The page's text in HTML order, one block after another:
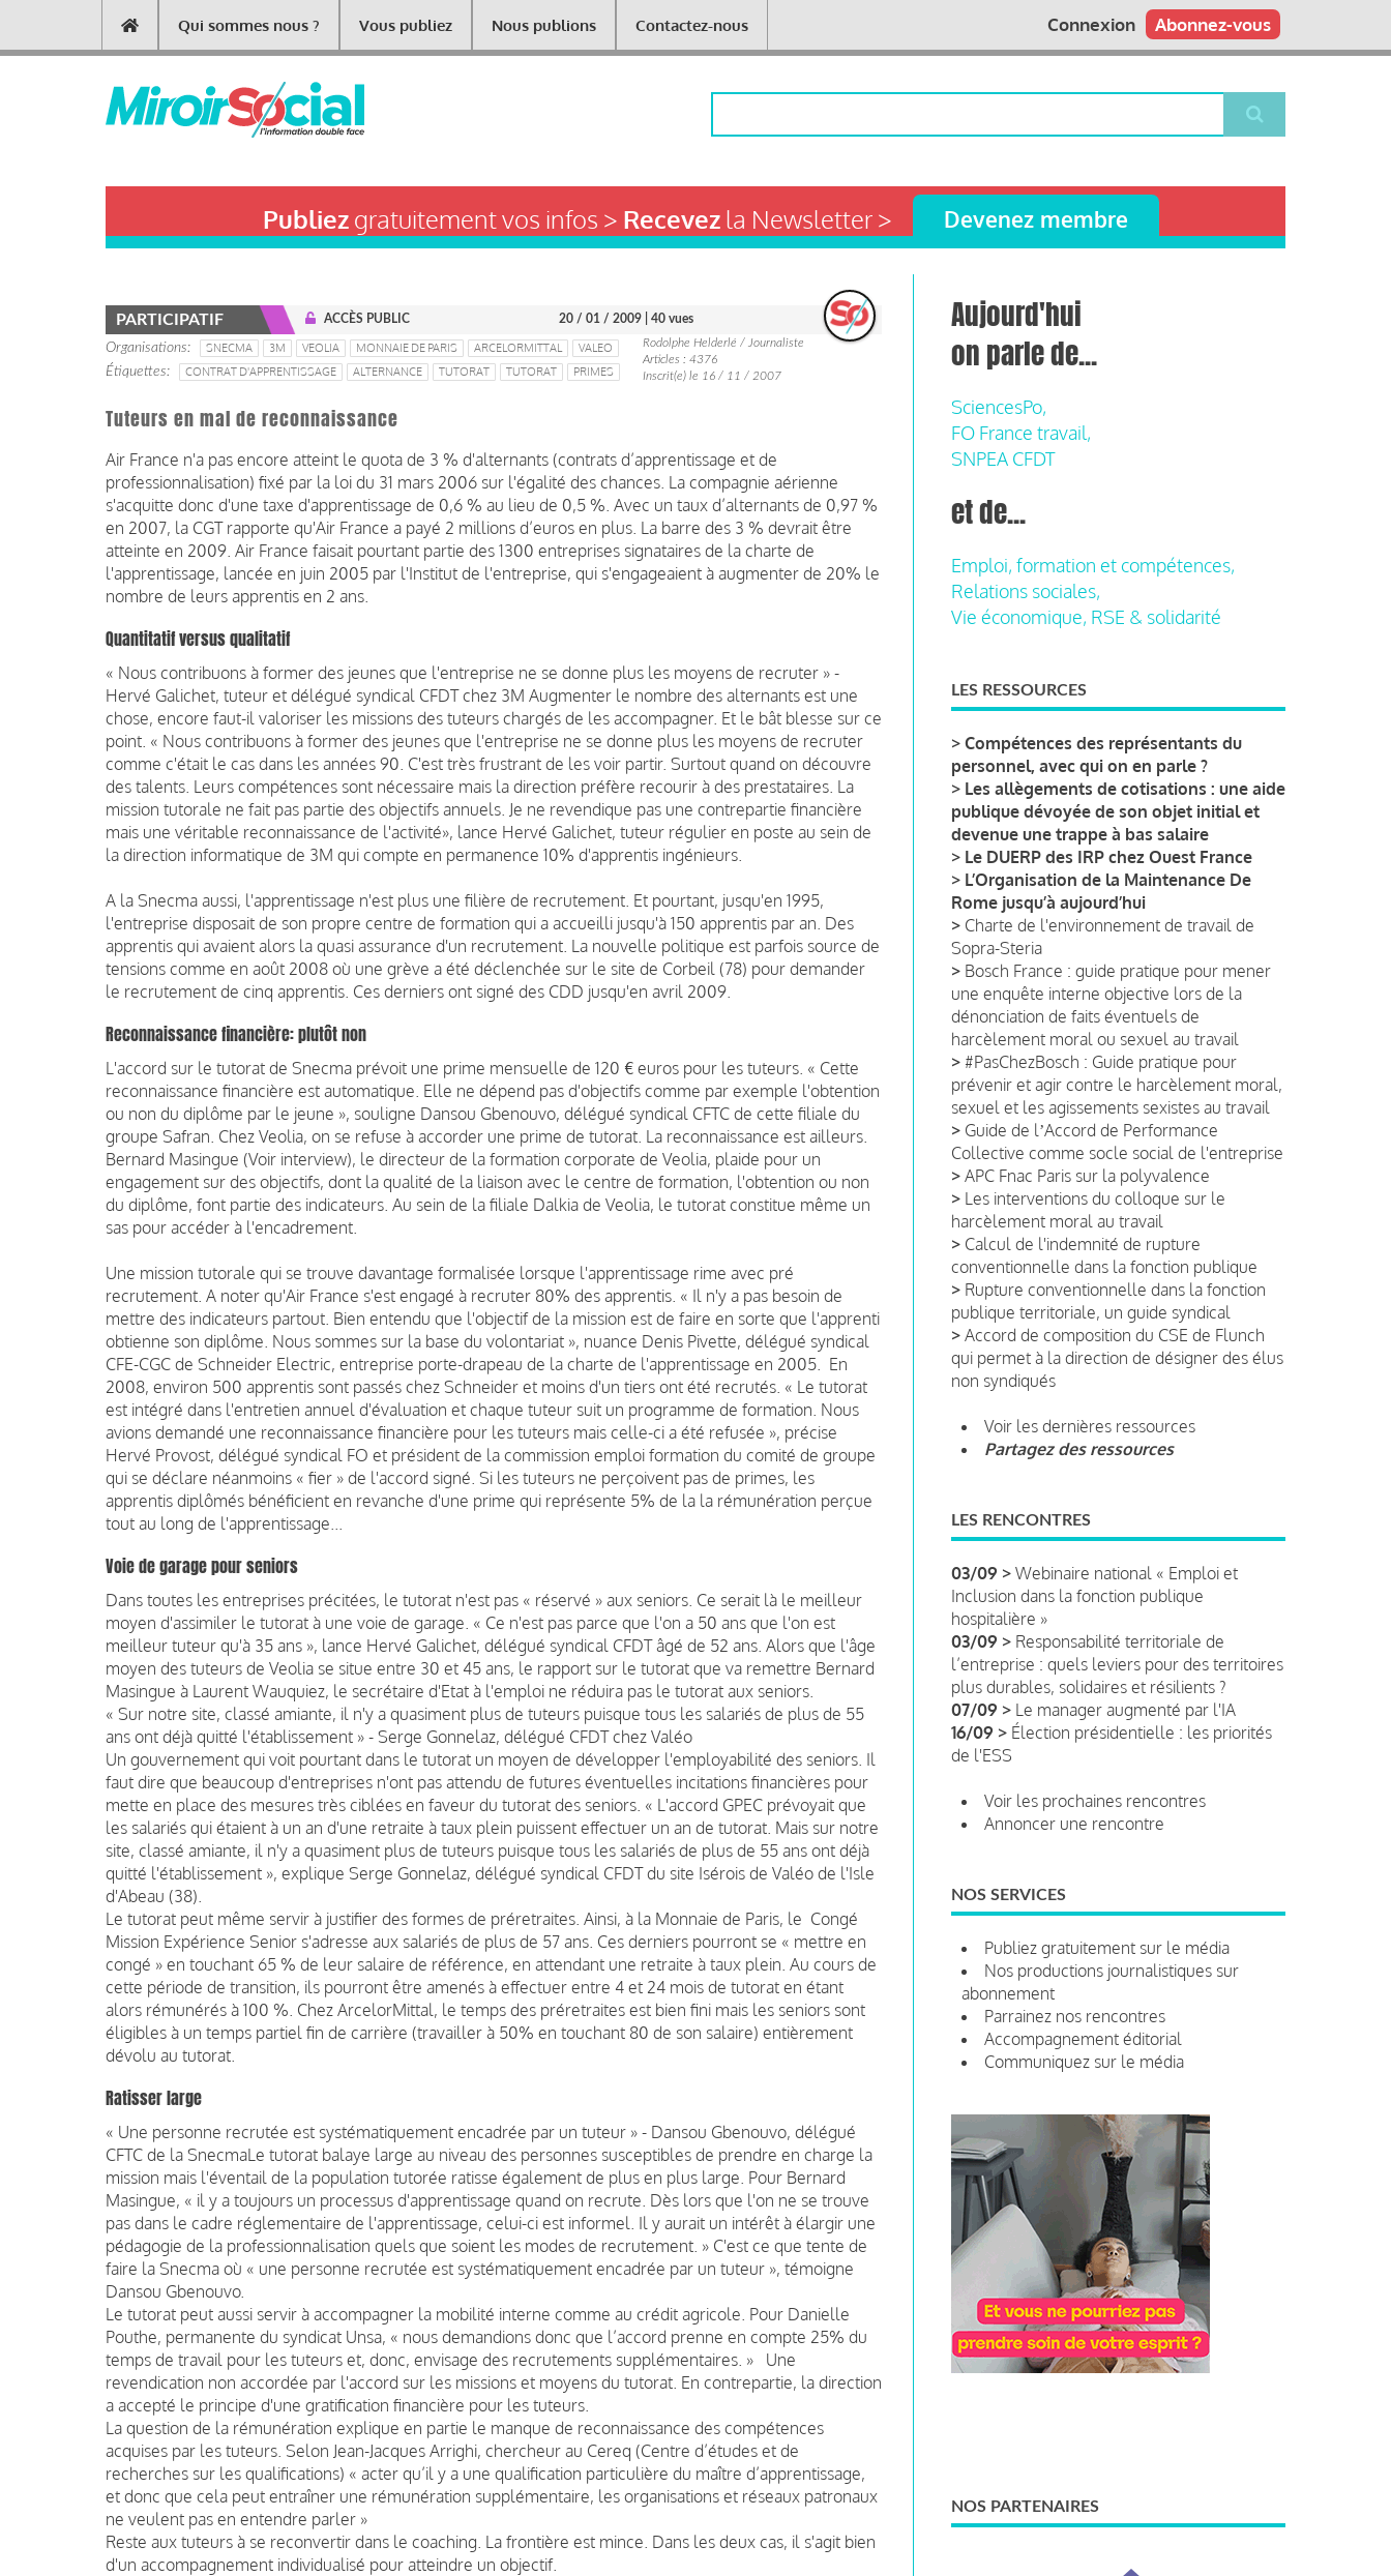
contenu
Main
navigation
Qui sommes nous ? Vous publiez Nous publions Contactez-nous Abonnez-vous
Connexion
Publiezgratuitement vos infos > Recevezla Newsletter > Devenez membre
PARTICIPATIF ACCÈS PUBLIC 20 / 01 / 2009 | 40 vues
Organisations SNECMA 3M VEOLIA MONNAIE DE PARIS ARCELORMITTAL
VALEO
Étiquettes
CONTRAT D'APPRENTISSAGE ALTERNANCE TUTORAT TUTORAT PRIMES
Rodolphe Helderlé / Journaliste
Articles : 4376
Inscrit(e) le 16 / 11 / 2007
Tuteurs en mal de reconnaissance
Air France n'a pas encore atteint le quota de 3 % d'alternants (contrats d’apprentissage et de
professionnalisation) fixé par la loi du 31 mars 2006 sur l'égalité des chances. La compagnie aérienne
s'acquitte donc d'une taxe d'apprentissage de 0,6 % au lieu de 0,5 %. Avec un taux d’alternants de 0,97 %
en 2007, la CGT rapporte qu'Air France a payé 2 millions d’euros en plus. La barre des 3 % devrait être
atteinte en 2009. Air France faisait pourtant partie des 1300 entreprises signataires de la charte de
l'apprentissage, lancée en juin 2005 par l'Institut de l'entreprise, qui s'engageaient à augmenter de 20% le
nombre de leurs apprentis en 2 ans.
Quantitatif versus qualitatif
« Nous contribuons à former des jeunes que l'entreprise ne se donne plus les moyens de recruter » -
Hervé Galichet, tuteur et délégué syndical CFDT chez 3M Augmenter le nombre des alternants est une
chose, encore faut-il valoriser les missions des tuteurs chargés de les accompagner. Et le bât blesse sur ce
point. « Nous contribuons à former des jeunes que l'entreprise ne se donne plus les moyens de recruter
comme c'était le cas dans les années 90. C'est très frustrant de les voir partir. Surtout quand on découvre
des talents. Leurs compétences sont nécessaire mais la direction préfère recourir à des prestataires. La
mission tutorale ne fait pas partie des objectifs annuels. Je ne revendique pas une contrepartie financière
mais une véritable reconnaissance de l'activité», lance Hervé Galichet, tuteur régulier en poste au sein de
la direction informatique de 3M qui compte en permanence 10% d'apprentis ingénieurs.
A la Snecma aussi, l'apprentissage n'est plus une filière de recrutement. Et pourtant, jusqu'en 1995,
l'entreprise disposait de son propre centre de formation qui a accueilli jusqu'à 150 apprentis par an. Des
apprentis qui avaient alors la quasi assurance d'un recrutement. La nouvelle politique est parfois source de
tensions comme en août 2008 où une grève a été déclenchée sur le site de Corbeil (78) pour demander
le recrutement de cinq apprentis. Ces derniers ont signé des CDD jusqu'en avril 2009.
Reconnaissance financière: plutôt non
L'accord sur le tutorat de Snecma prévoit une prime mensuelle de 120 € euros pour les tuteurs. « Cette
reconnaissance financière est automatique. Elle ne dépend pas d'objectifs comme par exemple l'obtention
ou non du diplôme par le jeune », souligne Dansou Gbenouvo, délégué syndical CFTC de cette filiale du
groupe Safran. Chez Veolia, on se refuse à accorder une prime de tutorat. La reconnaissance est ailleurs.
Bernard Masingue (Voir interview), le directeur de la formation corporate de Veolia, plaide pour un
engagement sur des objectifs, dont la qualité de la liaison avec le centre de formation, l'obtention ou non
du diplôme, font partie des indicateurs. Au sein de la filiale Dalkia de Veolia, le tutorat constitue même un
sas pour accéder à l'encadrement.
Une mission tutorale qui se trouve davantage formalisée lorsque l'apprentissage rime avec pré
recrutement. A noter qu'Air France s'est engagé à recruter 80% des apprentis. « Il n'y a pas besoin de
mettre des indicateurs partout. Bien entendu que l'objectif de la mission est de faire en sorte que l'apprenti
obtienne son diplôme. Nous sommes sur la base du volontariat », nuance Denis Pivette, délégué syndical
CFE-CGC de Schneider Electric, entreprise porte-drapeau de la charte de l'apprentissage en 2005. En
2008, environ 500 apprentis sont passés chez Schneider et moins d'un tiers ont été recrutés. « Le tutorat
est intégré dans l'entretien annuel d'évaluation et chaque tuteur suit un programme de formation. Nous
avions demandé une reconnaissance financière pour les tuteurs mais celle-ci a été refusée », précise
Hervé Provost, délégué syndical FO et président de la commission emploi formation du comité de groupe
qui se déclare néanmoins « fier » de l'accord signé. Si les tuteurs ne perçoivent pas de primes, les
apprentis diplômés bénéficient en revanche d'une prime qui représente 5% de la la rémunération perçue
tout au long de l'apprentissage...
Voie de garage pour seniors
Dans toutes les entreprises précitées, le tutorat n'est pas « réservé » aux seniors. Ce serait là le meilleur
moyen d'assimiler le tutorat à une voie de garage. « Ce n'est pas parce que l'on a 50 ans que l'on est
meilleur tuteur qu'à 35 ans », lance Hervé Galichet, délégué syndical CFDT âgé de 52 ans. Alors que l'âge
moyen des tuteurs de Veolia se situe entre 30 et 45 ans, le rapport sur le tutorat que va remettre Bernard
Masingue à Laurent Wauquiez, le secrétaire d'Etat à l'emploi ne réduira pas le tutorat aux seniors.
« Sur notre site, classé amiante, il n'y a quasiment plus de tuteurs puisque tous les salariés de plus de 55
ans ont déjà quitté l'établissement » - Serge Gonnelaz, délégué CFDT chez Valéo
Un gouvernement qui voit pourtant dans le tutorat un moyen de développer l'employabilité des seniors. Il
faut dire que beaucoup d'entreprises n'ont pas attendu de futures éventuelles incitations financières pour
mette en place des mesures très ciblées en faveur du tutorat des seniors. « L'accord GPEC prévoyait que
les salariés qui étaient à un an d'une retraite à taux plein puissent effectuer un an de tutorat. Mais sur notre
site, classé amiante, il n'y a quasiment plus de tuteurs puisque tous les salariés de plus de 55 ans ont déjà
quitté l'établissement », explique Serge Gonnelaz, délégué syndical CFDT du site Isérois de Valéo de l'Isle
d'Abeau (38).
Le tutorat peut même servir à justifier des formes de préretraites. Ainsi, à la Monnaie de Paris, le Congé
Mission Expérience Senior s'adresse aux salariés de plus de 57 ans. Ces derniers pourront se « mettre en
congé » en touchant 65 % de leur salaire de référence, en attendant une retraite à taux plein. Au cours de
cette période de transition, ils pourront être amenés à effectuer entre 4 et 24 mois de tutorat en étant
alors rémunérés à 100 %. Chez ArcelorMittal, le temps des préretraites est bien fini mais les seniors sont
éligibles à un temps partiel fin de carrière (travailler à 50% en touchant 80 de son salaire) entièrement
dévolu au tutorat.
Ratisser large
« Une personne recrutée est systématiquement encadrée par un tuteur » - Dansou Gbenouvo, délégué
CFTC de la SnecmaLe tutorat balaye large au niveau des personnes susceptibles de prendre en charge la
mission mais l'éventail de la population tutorée ratisse également de plus en plus large. Pour Bernard
Masingue, « il y a toujours un processus d'apprentissage quand on recrute. Dès lors que l'on ne se trouve
pas dans le cadre réglementaire de l'apprentissage, celui-ci est informel. Il y aurait un intérêt à élargir une
pédagogie de la professionnalisation quels que soient les modes de recrutement. » C'est ce que tente de
faire la Snecma où « une personne recrutée est systématiquement encadrée par un tuteur », témoigne
Dansou Gbenouvo.
Le tutorat peut aussi servir à accompagner la mobilité interne comme au crédit agricole. Pour Danielle
Pouthe, permanente du syndicat Unsa, « nous demandions donc que l’accord prenne en compte 25% du
temps de travail pour les tuteurs et, donc, envisage des recrutements supplémentaires. » Une
revendication non accordée par l'accord sur les missions et moyens du tutorat. En contrepartie, la direction
a accepté le principe d'une gratification financière pour les tuteurs.
La question de la rémunération explique en partie le manque de reconnaissance des compétences
acquises par les tuteurs. Selon Jean-Jacques Arrighi, chercheur au Cereq (Centre d’études et de
recherches sur les qualifications) « acter qu’il y a une qualification particulière du maître d’apprentissage,
et donc que cela peut entraîner une rémunération supplémentaire, les organisations et réseaux patronaux
ne veulent pas en entendre parler »
Reste aux tuteurs à se reconvertir dans le coaching. La frontière est mince. Dans les deux cas, il s'agit bien
d'un accompagnement individualisé pour atteindre un objectif.
Aujourd'hui
on parle de...
SciencesPo,
FO France travail,
SNPEA CFDT
et de...
Emploi, formation et compétences,
Relations sociales,
Vie économique, RSE & solidarité
LES RESSOURCES
> Compétences des représentants du
personnel, avec qui on en parle ?
> Les allègements de cotisations : une aide
publique dévoyée de son objet initial et
devenue une trappe à bas salaire
> Le DUERP des IRP chez Ouest France
> L’Organisation de la Maintenance De
Rome jusqu’à aujourd’hui
> Charte de l'environnement de travail de
Sopra-Steria
> Bosch France : guide pratique pour mener
une enquête interne objective lors de la
dénonciation de faits éventuels de
harcèlement moral ou sexuel au travail
> #PasChezBosch : Guide pratique pour
prévenir et agir contre le harcèlement moral,
sexuel et les agissements sexistes au travail
> Guide de lʼAccord de Performance
Collective comme socle social de l'entreprise
> APC Fnac Paris sur la polyvalence
> Les interventions du colloque sur le
harcèlement moral au travail
> Calcul de l'indemnité de rupture
conventionnelle dans la fonction publique
> Rupture conventionnelle dans la fonction
publique territoriale, un guide syndical
> Accord de composition du CSE de Flunch
qui permet à la direction de désigner des élus
non syndiqués
Voir les dernières ressources
Partagez des ressources
LES RENCONTRES
03/09 > Webinaire national « Emploi et
Inclusion dans la fonction publique
hospitalière »
03/09 > Responsabilité territoriale de
l’entreprise : quels leviers pour des territoires
plus durables, solidaires et résilients ?
07/09 > Le manager augmenté par l'IA
16/09 > Élection présidentielle : les priorités
de l'ESS
Voir les prochaines rencontres
Annoncer une rencontre
NOS SERVICES
Publiez gratuitement sur le média
Nos productions journalistiques sur
abonnement
Parrainez nos rencontres
Accompagnement éditorial
Communiquez sur le média
NOS PARTENAIRES